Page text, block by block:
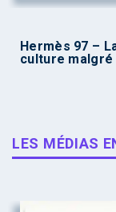
Hermès 97 –
culture
LES MÉDIAS